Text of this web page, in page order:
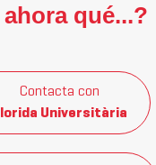
qué...?
Contacta con
Universitària